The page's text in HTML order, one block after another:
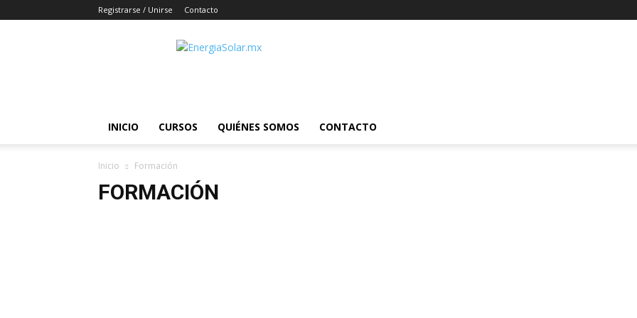
Registrarse / Unirse Contacto
EnergiaSolar.mx
INICIO CURSOS QUIÉNES SOMOS CONTACTO
Inicio Formación
FORMACIÓN